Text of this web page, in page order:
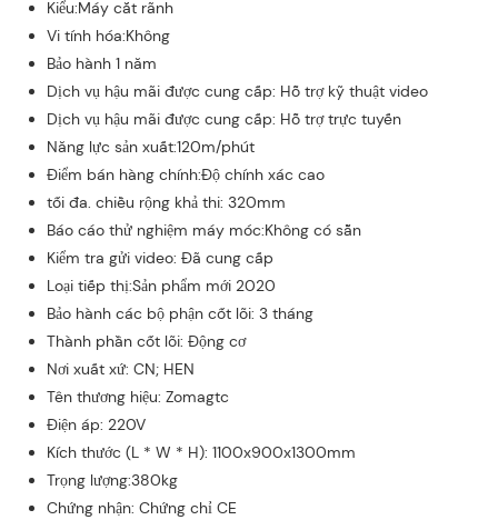
Kiểu:Máy cắt rãnh
Vi tính hóa:Không
Bảo hành 1 năm
Dịch vụ hậu mãi được cung cấp: Hỗ trợ kỹ thuật video
Dịch vụ hậu mãi được cung cấp: Hỗ trợ trực tuyến
Năng lực sản xuất:120m/phút
Điểm bán hàng chính:Độ chính xác cao
tối đa. chiều rộng khả thi: 320mm
Báo cáo thử nghiệm máy móc:Không có sẵn
Kiểm tra gửi video: Đã cung cấp
Loại tiếp thị:Sản phẩm mới 2020
Bảo hành các bộ phận cốt lõi: 3 tháng
Thành phần cốt lõi: Động cơ
Nơi xuất xứ: CN; HEN
Tên thương hiệu: Zomagtc
Điện áp: 220V
Kích thước (L * W * H): 1100x900x1300mm
Trọng lượng:380kg
Chứng nhận: Chứng chỉ CE